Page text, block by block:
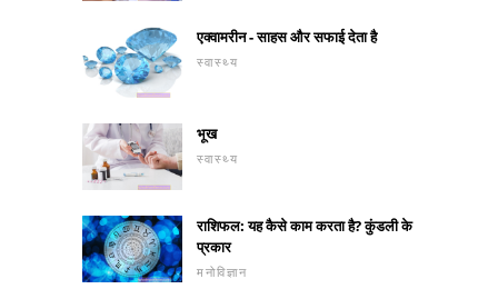
एक्वामरीन - साहस और सफाई देता है
स्वास्थ्य
भूख
स्वास्थ्य
राशिफल: यह कैसे काम करता है? कुंडली के
प्रकार
मनोविज्ञान